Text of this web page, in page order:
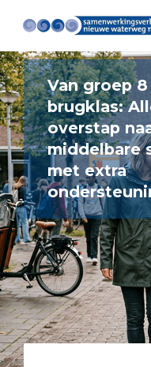
Van groep
brugklas:
overstap
middelbare
met extra